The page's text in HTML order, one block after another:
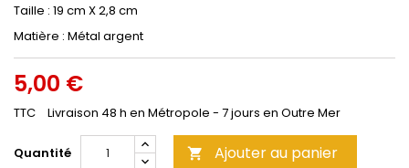
Taille : 19 cm X 2,8 cm
Matière : Métal argent
5,00 €
TTC Livraison 48 h en Métropole - 7 jours en Outre Mer
Quantité  Ajouter au panier